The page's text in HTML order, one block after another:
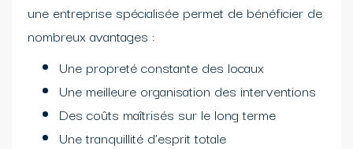
une entreprise spécialisée permet de bénéficier de
nombreux avantages :
Une propreté constante des locaux
Une meilleure organisation des interventions
Des coûts maîtrisés sur le long terme
Une tranquillité d’esprit totale